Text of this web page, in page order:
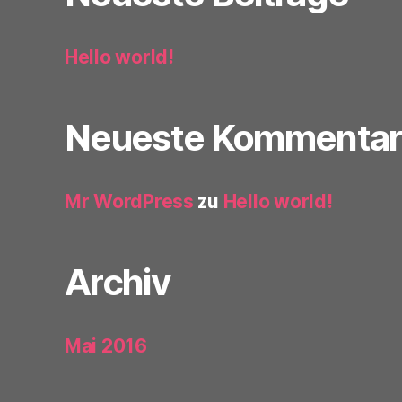
Hello world!
Neueste
Mr WordPress zu Hello world!
Archiv
Mai 2016